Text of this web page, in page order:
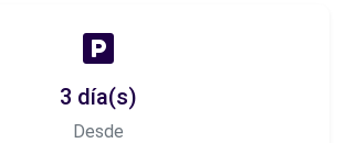
3 día(s)
Desde